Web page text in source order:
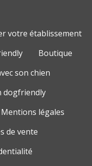
votre établissement
Boutique
son chien
dogfriendly
Mentions légales
de vente